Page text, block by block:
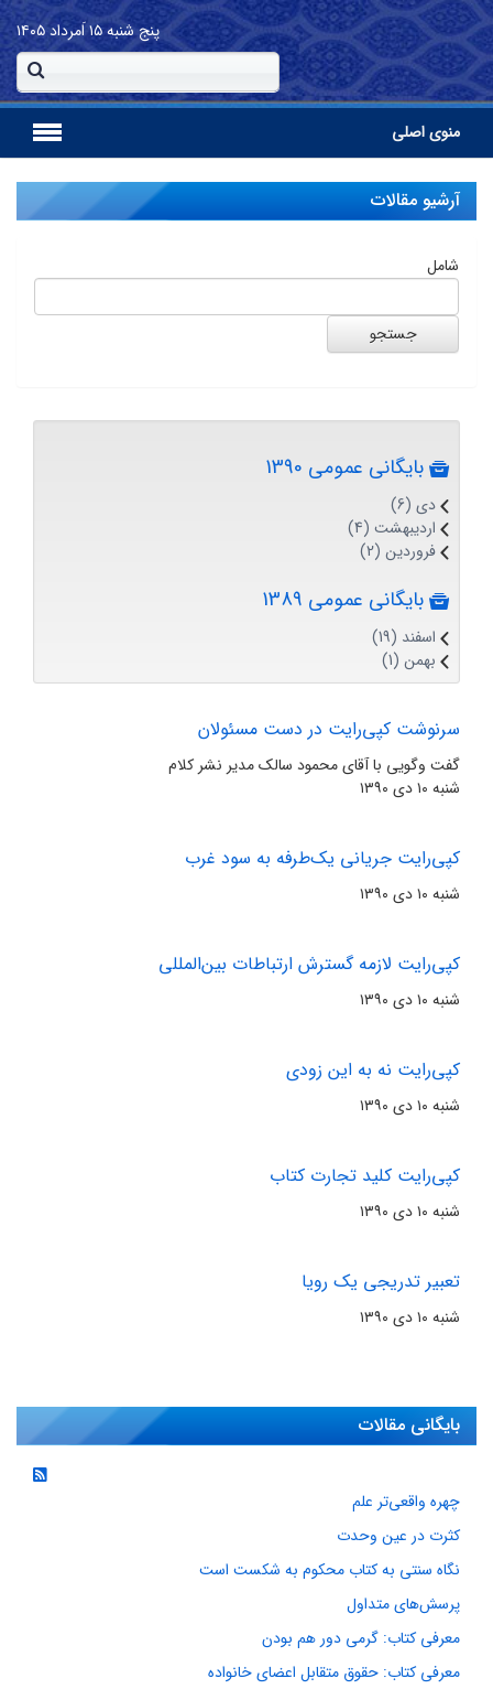
پنج شنبه۱۵ اَمرداد ۱۴۰۵
منوی اصلی
آرشیو مقالات
شامل
بایگانی عمومی 1390
دی (6)
اردیبهشت (4)
فروردین (2)
بایگانی عمومی 1389
اسفند (19)
بهمن (1)
سرنوشت کپی‌‏رایت در دست مسئولان
گفت وگویی با آقای محمود سالک مدیر نشر کلام
شنبه ۱۰ دی ۱۳۹۰
کپی‏‌رایت جریانی یک‏‌طرفه به سود غرب
شنبه ۱۰ دی ۱۳۹۰
کپی‏‌رایت لازمه گسترش ارتباطات بین‏‌المللی
شنبه ۱۰ دی ۱۳۹۰
کپی‏‌رایت نه به این زودی
شنبه ۱۰ دی ۱۳۹۰
کپی‏‌رایت کلید تجارت کتاب
شنبه ۱۰ دی ۱۳۹۰
تعبیر تدریجی یک رویا
شنبه ۱۰ دی ۱۳۹۰
بایگانی مقالات
چهره واقعی‌تر علم
کثرت در عین وحدت
نگاه سنتی به کتاب محکوم به شکست است
پرسش‌های متداول
معرفی کتاب: گرمی دور هم بودن
معرفی کتاب: حقوق متقابل اعضای خانواده